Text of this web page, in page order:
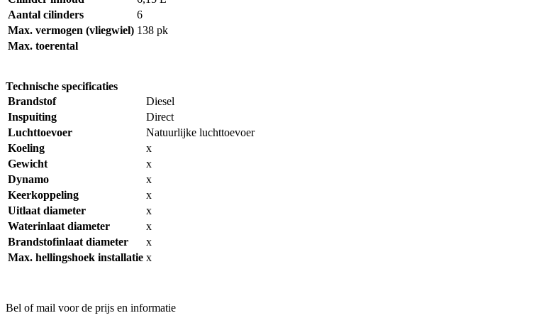
Aantal cilinders
6
Max. vermogen (vliegwiel) 138 pk
Max. toerental
Technische specificaties
Brandstof
Diesel
Inspuiting
Direct
Luchttoevoer
Natuurlijke luchttoevoer
Koeling
x
Gewicht
x
Dynamo
x
Keerkoppeling
x
Uitlaat diameter
x
Waterinlaat diameter
x
Brandstofinlaat diameter
x
Max. hellingshoek installatie x
Bel of mail voor de prijs en informatie